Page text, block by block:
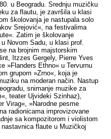
u Beogradu. Srednju muzičku
za flautu, je završila u klasi
školovanja je nastupala solo
Srejović«, na festivalima
Zatim je školovanje
Novom Sadu, u klasi prof.
na brojnim majstorskim
Itzzes Gergely, Pierre Yves
»Flanders Ethno« u Tervurnu
grupom »Zrno«, koja je
na moderan način. Nastup
snimanje muzike za
teater Ujvideki Szinhaz),
Virag«, »Narodne pesme
radionicama improvizovane
sa kompozitorom i violistom
flaute u Muzičkoj